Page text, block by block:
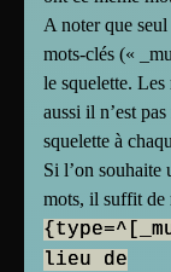
A noter que
mots-clés («
le squelette.
aussi il n’est
squelette à
Si l’on souhaite
mots, il suffit de
lieu de